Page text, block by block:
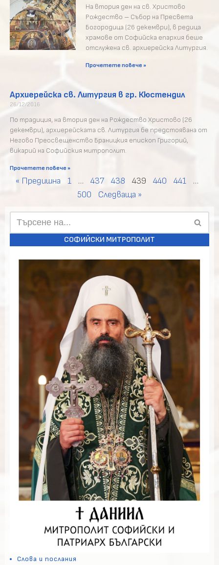
На втория ден на св. Христово
Рождество – Събор на Пресвета
Богородица (26 декември), в редица
храмове от Софийска епархия беше
отслужена св. архиерейска Литургия.
Прочетете повече »
Архиерейска св. Литургия в гр. Кюстендил
26/12/2016
По традиция, на втория ден на Рождество Христово (26
декември), архиерейската св. Литургия бе предстоявана от
Негово Преосвещенство Браницкия епископ Григорий,
викарий на Софийския митрополит.
Прочетете повече »
« Предишна 1 … 437 438 439 440 441
…
500
Следваща »
СОФИЙСКИ МИТРОПОЛИТ
Слова и послания